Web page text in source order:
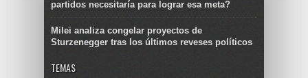
partidos necesitaría para lograr esa meta?
Milei analiza congelar proyectos de
Sturzenegger tras los últimos reveses políticos
TEMAS